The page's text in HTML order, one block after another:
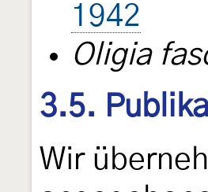
1942
Oligia
3.5.
Wir